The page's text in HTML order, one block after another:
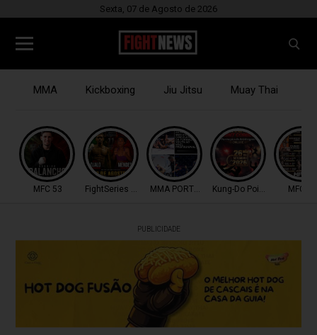
Sexta, 07 de Agosto de 2026
MMA Kickboxing Jiu Jitsu Muay Thai
MFC 53 FightSeries 11 MMA PORTUGALKung-Do Point CombatMFC 53
PUBLICIDADE